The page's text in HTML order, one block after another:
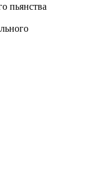
пьянства